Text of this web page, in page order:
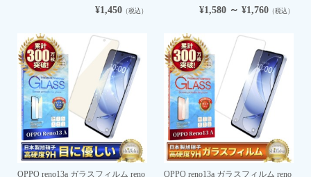
¥1,450（税込） ¥1,580 ～ ¥1,760 （税込）
OPPO reno13a ガラスフィルム reno
OPPO reno13a ガラスフィルム reno